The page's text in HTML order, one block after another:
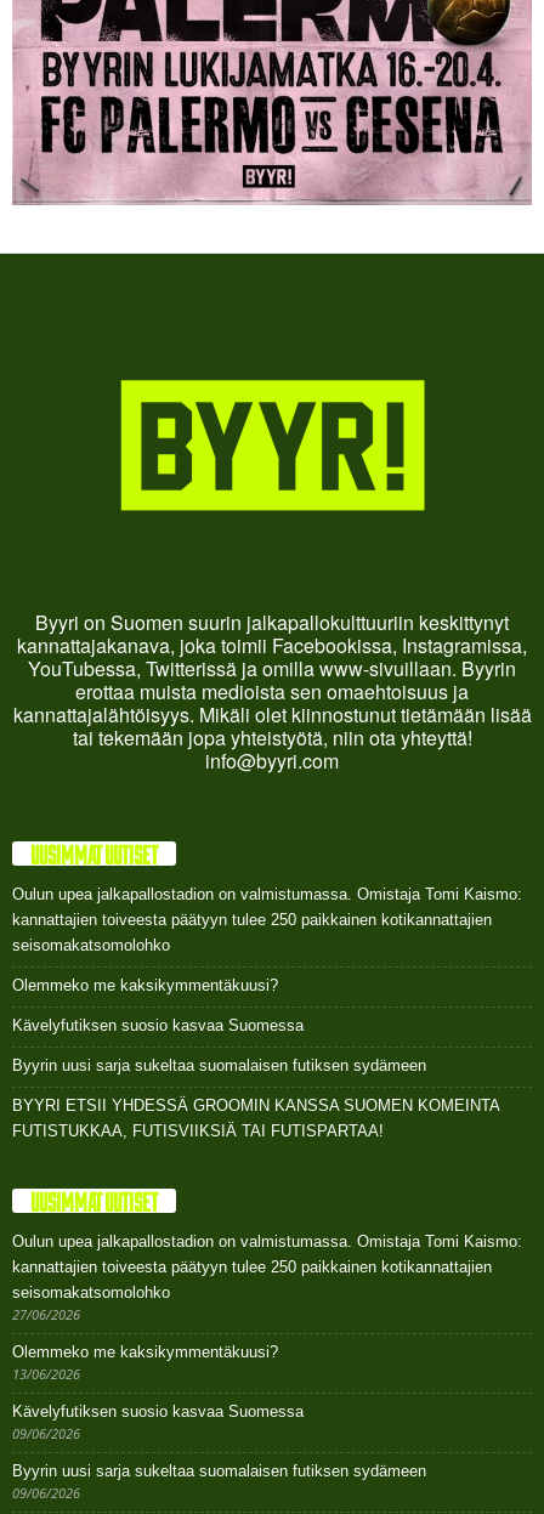
Byyri on Suomen suurin jalkapallokulttuuriin keskittynyt
kannattajakanava, joka toimii Facebookissa, Instagramissa,
YouTubessa, Twitterissä ja omilla www-sivuillaan. Byyrin
erottaa muista medioista sen omaehtoisuus ja
kannattajalähtöisyys. Mikäli olet kiinnostunut tietämään lisää
tai tekemään jopa yhteistyötä, niin ota yhteyttä!
info@byyri.com
UUSIMMAT UUTISET
Oulun upea jalkapallostadion on valmistumassa. Omistaja Tomi Kaismo:
kannattajien toiveesta päätyyn tulee 250 paikkainen kotikannattajien
seisomakatsomolohko
Olemmeko me kaksikymmentäkuusi?
Kävelyfutiksen suosio kasvaa Suomessa
Byyrin uusi sarja sukeltaa suomalaisen futiksen sydämeen
BYYRI ETSII YHDESSÄ GROOMIN KANSSA SUOMEN KOMEINTA
FUTISTUKKAA, FUTISVIIKSIÄ TAI FUTISPARTAA!
UUSIMMAT UUTISET
Oulun upea jalkapallostadion on valmistumassa. Omistaja Tomi Kaismo:
kannattajien toiveesta päätyyn tulee 250 paikkainen kotikannattajien
seisomakatsomolohko
27/06/2026
Olemmeko me kaksikymmentäkuusi?
13/06/2026
Kävelyfutiksen suosio kasvaa Suomessa
09/06/2026
Byyrin uusi sarja sukeltaa suomalaisen futiksen sydämeen
09/06/2026